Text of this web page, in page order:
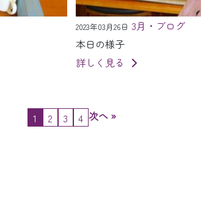
2023年03月26日 3月・ブログ
本日の様子
詳しく見る
1 2 3 4 次へ »